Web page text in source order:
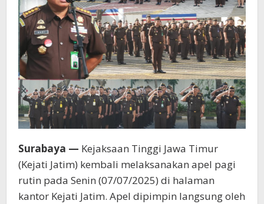
Surabaya — Kejaksaan Tinggi Jawa Timur
(Kejati Jatim) kembali melaksanakan apel pagi
rutin pada Senin (07/07/2025) di halaman
kantor Kejati Jatim. Apel dipimpin langsung oleh